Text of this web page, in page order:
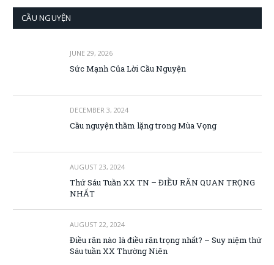
CẦU NGUYỆN
JUNE 29, 2026
Sức Mạnh Của Lời Cầu Nguyện
DECEMBER 3, 2024
Cầu nguyện thầm lặng trong Mùa Vọng
AUGUST 23, 2024
Thứ Sáu Tuần XX TN – ĐIỀU RĂN QUAN TRỌNG
NHẤT
AUGUST 22, 2024
Điều răn nào là điều răn trọng nhất? – Suy niệm thứ
Sáu tuần XX Thường Niên